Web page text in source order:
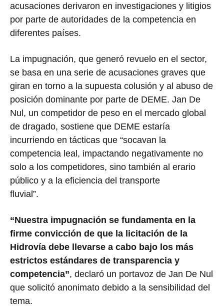
acusaciones derivaron en investigaciones y litigios
por parte de autoridades de la competencia en
diferentes países.
La impugnación, que generó revuelo en el sector,
se basa en una serie de acusaciones graves que
giran en torno a la supuesta colusión y al abuso de
posición dominante por parte de DEME. Jan De
Nul, un competidor de peso en el mercado global
de dragado, sostiene que DEME estaría
incurriendo en tácticas que “socavan la
competencia leal, impactando negativamente no
solo a los competidores, sino también al erario
público y a la eficiencia del transporte
fluvial”.
“Nuestra impugnación se fundamenta en la
firme convicción de que la licitación de la
Hidrovía debe llevarse a cabo bajo los más
estrictos estándares de transparencia y
competencia”, declaró un portavoz de Jan De Nul
que solicitó anonimato debido a la sensibilidad del
tema.